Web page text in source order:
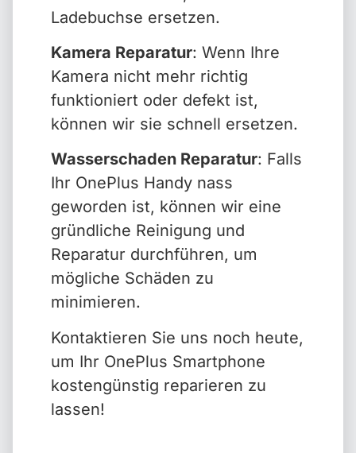
Ladebuchse ersetzen.
Kamera Reparatur: Wenn Ihre
Kamera nicht mehr richtig
funktioniert oder defekt ist,
können wir sie schnell ersetzen.
Wasserschaden Reparatur: Falls
Ihr OnePlus Handy nass
geworden ist, können wir eine
gründliche Reinigung und
Reparatur durchführen, um
mögliche Schäden zu
minimieren.
Kontaktieren Sie uns noch heute,
um Ihr OnePlus Smartphone
kostengünstig reparieren zu
lassen!